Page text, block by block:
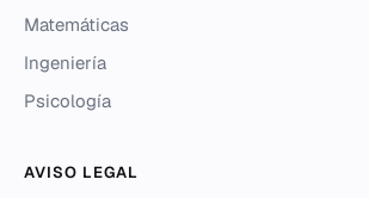
Matemáticas
Ingeniería
Psicología
AVISO LEGAL